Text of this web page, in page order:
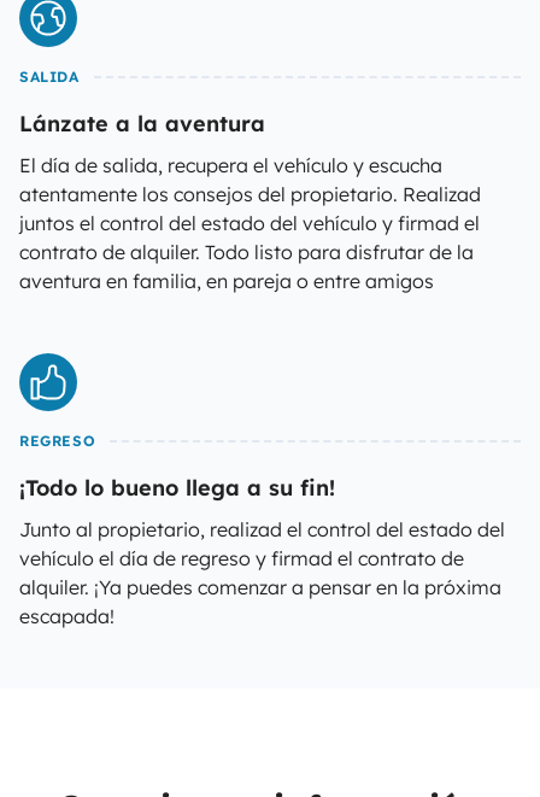
SALIDA
Lánzate a la aventura
El día de salida, recupera el vehículo y escucha
atentamente los consejos del propietario. Realizad
juntos el control del estado del vehículo y firmad el
contrato de alquiler. Todo listo para disfrutar de la
aventura en familia, en pareja o entre amigos
REGRESO
¡Todo lo bueno llega a su fin!
Junto al propietario, realizad el control del estado del
vehículo el día de regreso y firmad el contrato de
alquiler. ¡Ya puedes comenzar a pensar en la próxima
escapada!